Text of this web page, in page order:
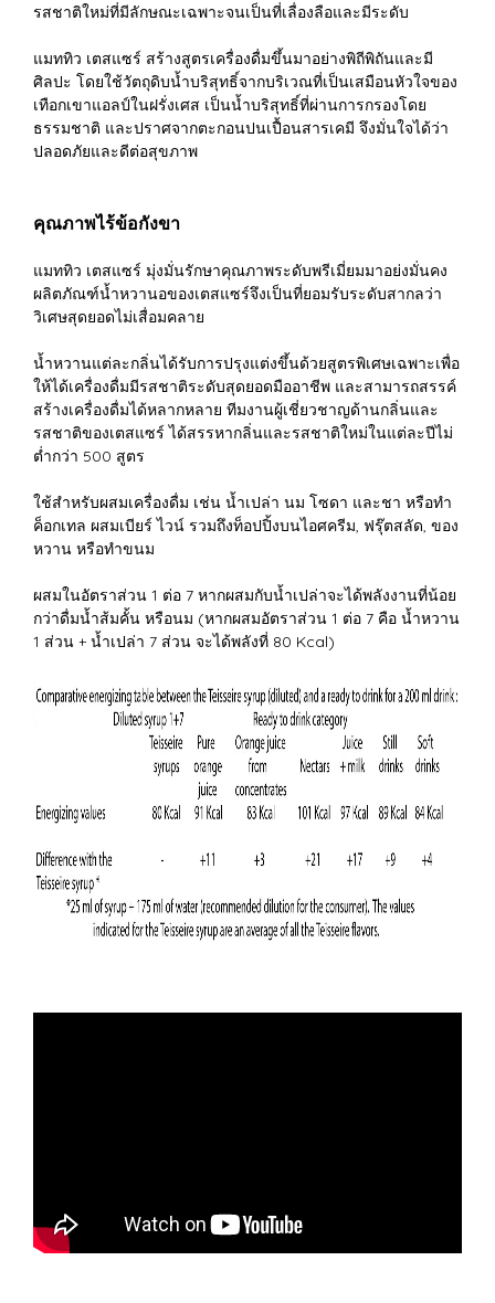
รสชาติใหม่ที่มีลักษณะเฉพาะจนเป็นที่เลื่องลือและมีระดับ
แมททิว เตสแซร์ สร้างสูตรเครื่องดื่มขึ้นมาอย่างพิถีพิถันและมี
ศิลปะ โดยใช้วัตถุดิบน้ำบริสุทธิ์จากบริเวณที่เป็นเสมือนหัวใจของ
เทือกเขาแอลป์ในฝรั่งเศส เป็นน้ำบริสุทธิ์ที่ผ่านการกรองโดย
ธรรมชาติ และปราศจากตะกอนปนเปื้อนสารเคมี จึงมั่นใจได้ว่า
ปลอดภัยและดีต่อสุขภาพ
คุณภาพไร้ข้อกังขา
แมททิว เตสแซร์ มุ่งมั่นรักษาคุณภาพระดับพรีเมี่ยมมาอย่งมั่นคง
ผลิตภัณฑ์น้ำหวานอของเตสแซร์จึงเป็นที่ยอมรับระดับสากลว่า
วิเศษสุดยอดไม่เสื่อมคลาย
น้ำหวานแต่ละกลิ่นได้รับการปรุงแต่งขึ้นด้วยสูตรพิเศษเฉพาะเพื่อ
ให้ได้เครื่องดื่มมีรสชาติระดับสุดยอดมืออาชีพ และสามารถสรรค์
สร้างเครื่องดื่มได้หลากหลาย ทีมงานผู้เชี่ยวชาญด้านกลิ่นและ
รสชาติของเตสแซร์ ได้สรรหากลิ่นและรสชาติใหม่ในแต่ละปีไม่
ต่ำกว่า 500 สูตร
ใช้สำหรับผสมเครื่องดื่ม เช่น น้ำเปล่า นม โซดา และชา หรือทำ
ค็อกเทล ผสมเบียร์ ไวน์ รวมถึงท็อปปิ้งบนไอศครีม, ฟรุ๊ตสลัด, ของ
หวาน หรือทำขนม
ผสมในอัตราส่วน 1 ต่อ 7 หากผสมกับน้ำเปล่าจะได้พลังงานที่น้อย
กว่าดื่มน้ำส้มคั้น หรือนม (หากผสมอัตราส่วน 1 ต่อ 7 คือ น้ำหวาน
1 ส่วน + น้ำเปล่า 7 ส่วน จะได้พลังที่ 80 Kcal)